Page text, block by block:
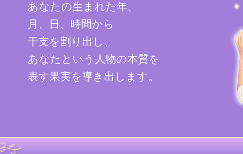
あなたの生まれた年、
月、日、時間から
干支を割り出し、
あなたという人物の本質を
表す果実を導き出します。